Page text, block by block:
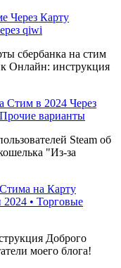
Через Карту
qiwi
сбербанка на стим
Онлайн: инструкция
Стим в 2024 Через
варианты
Steam об
"Из-за
на Карту
• Торговые
Доброго
моего блога!